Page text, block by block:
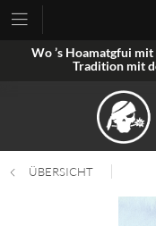
Wo ’s Hoamatgfui
Tradition mit
ÜBERSICHT